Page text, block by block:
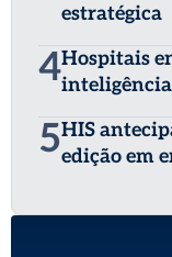
estratégica
4Hospitais
5HIS
edição em